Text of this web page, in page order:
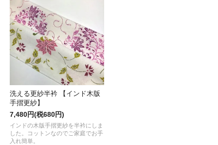
洗える更紗半衿 【インド木版
手摺更紗】
7,480円(税680円)
インドの木版手摺更紗を半衿にしま
した。コットンなのでご家庭でお手
入れ簡単。